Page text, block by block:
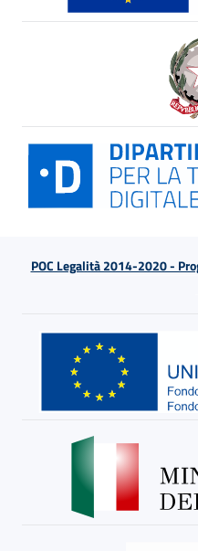
POC Legalità 2014-2020 -